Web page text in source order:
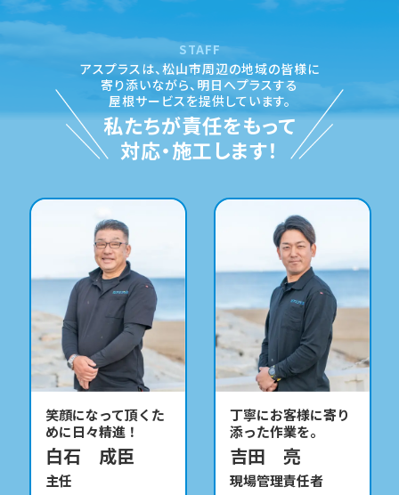
STAFF
アスプラスは、松山市周辺の地域の皆様に
寄り添いながら、 明日へプラスする
屋根サービスを提供しています。
私たちが責任をもって
対応・施工します！
笑顔になって頂くた
めに日々精進！
白石 成臣
主任
丁寧にお客様に寄り
添った作業を。
吉田 亮
現場管理責任者